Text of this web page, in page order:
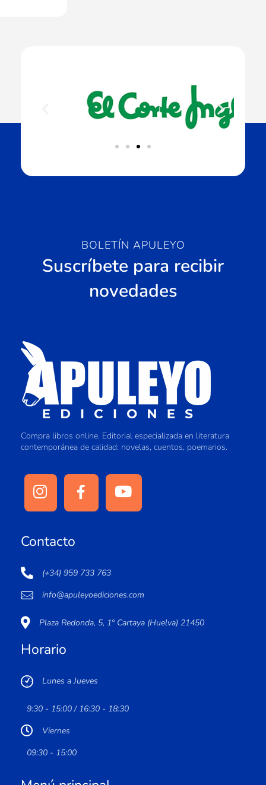
BOLETÍN APULEYO
Suscríbete para recibir
novedades
Compra libros online. Editorial especializada en literatura
contemporánea de calidad: novelas, cuentos, poemarios.
Contacto
(+34) 959 733 763
info@apuleyoediciones.com
Plaza Redonda, 5, 1º Cartaya (Huelva) 21450
Horario
Lunes a Jueves
9:30 - 15:00 / 16:30 - 18:30
Viernes
09:30 - 15:00